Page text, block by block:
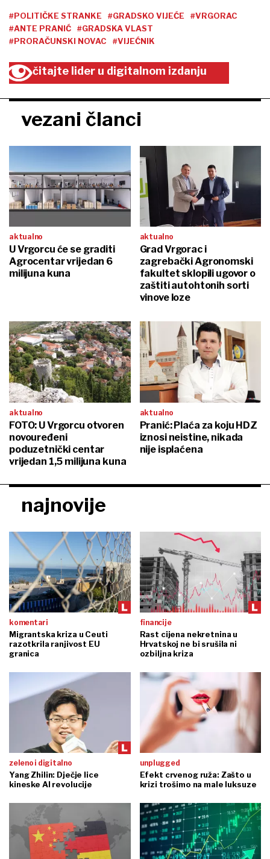
#POLITIČKE STRANKE #GRADSKO VIJEĆE
#VRGORAC
#ANTE PRANIĆ
#GRADSKA VLAST
#PRORAČUNSKI NOVAC
#VIJEĆNIK
čitajte lider u digitalnom izdanju
vezani članci
aktualno
U Vrgorcu će se graditi
Agrocentar vrijedan 6
milijuna kuna
aktualno
Grad Vrgorac i
zagrebački Agronomski
fakultet sklopili ugovor o
zaštiti autohtonih sorti
vinove loze
aktualno
FOTO: U Vrgorcu otvoren
novouređeni
poduzetnički centar
vrijedan 1,5 milijuna kuna
aktualno
Pranić: Plaća za koju HDZ
iznosi neistine, nikada
nije isplaćena
najnovije
komentari
Migrantska kriza u Ceuti
razotkrila ranjivost EU
granica
financije
Rast cijena nekretnina u
Hrvatskoj ne bi srušila ni
ozbiljna kriza
zeleno i digitalno
Yang Zhilin: Dječje lice
kineske AI revolucije
unplugged
Efekt crvenog ruža: Zašto u
krizi trošimo na male luksuze